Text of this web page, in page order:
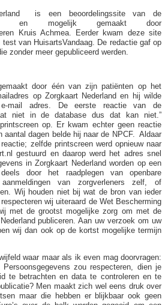
is een beoordelingssite van de
en mogelijk gemaakt door
Kruis Achmea. Eerder kwam deze site
van HuisartsVandaag. De redactie gaf op
zonder meer gepubliceerd werden.
door één van zijn patiënten op het
op Zorgkaart Nederland en hij wilde
mail adres. De eerste reactie van de
niet in de database dus dat kan niet.”
op. Er kwam echter geen reactie
aantal dagen belde hij naar de NPCF. Aldaar
zelfde printscreen werd opnieuw naar
gestuurd en daarop werd het adres snel
in Zorgkaart Nederland worden op een
door het raadplegen van openbare
van zorgverleners zelf, of
Wij houden niet bij wat de bron van ieder
wij uiteraard de Wet Bescherming
met de grootst mogelijke zorg om met de
publiceren. Aan uw verzoek om uw
wij dan ook op de kortst mogelijke termijn
waar maar als ik even mag doorvragen:
zou respecteren, dien je
te betrachten en data te controleren en te
Men maakt zich wel eens druk over
maar die hebben er blijkbaar ook geen